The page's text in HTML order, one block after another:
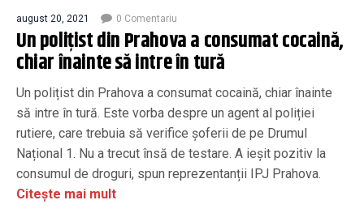
august 20, 2021 0 Comentariu
Un polițist din Prahova a consumat cocaină,
chiar înainte să intre în tură
Un polițist din Prahova a consumat cocaină, chiar înainte
să intre în tură. Este vorba despre un agent al poliției
rutiere, care trebuia să verifice șoferii de pe Drumul
Național 1. Nu a trecut însă de testare. A ieșit pozitiv la
consumul de droguri, spun reprezentanții IPJ Prahova.
Citește mai mult